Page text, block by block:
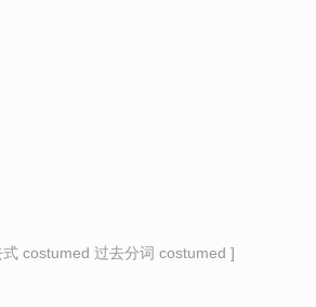
costumed 过去分词 costumed ]